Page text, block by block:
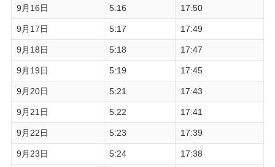
9月16日 5:16 17:50
9月17日 5:17 17:49
9月18日 5:18 17:47
9月19日 5:19 17:45
9月20日 5:21 17:43
9月21日 5:22 17:41
9月22日 5:23 17:39
9月23日 5:24 17:38